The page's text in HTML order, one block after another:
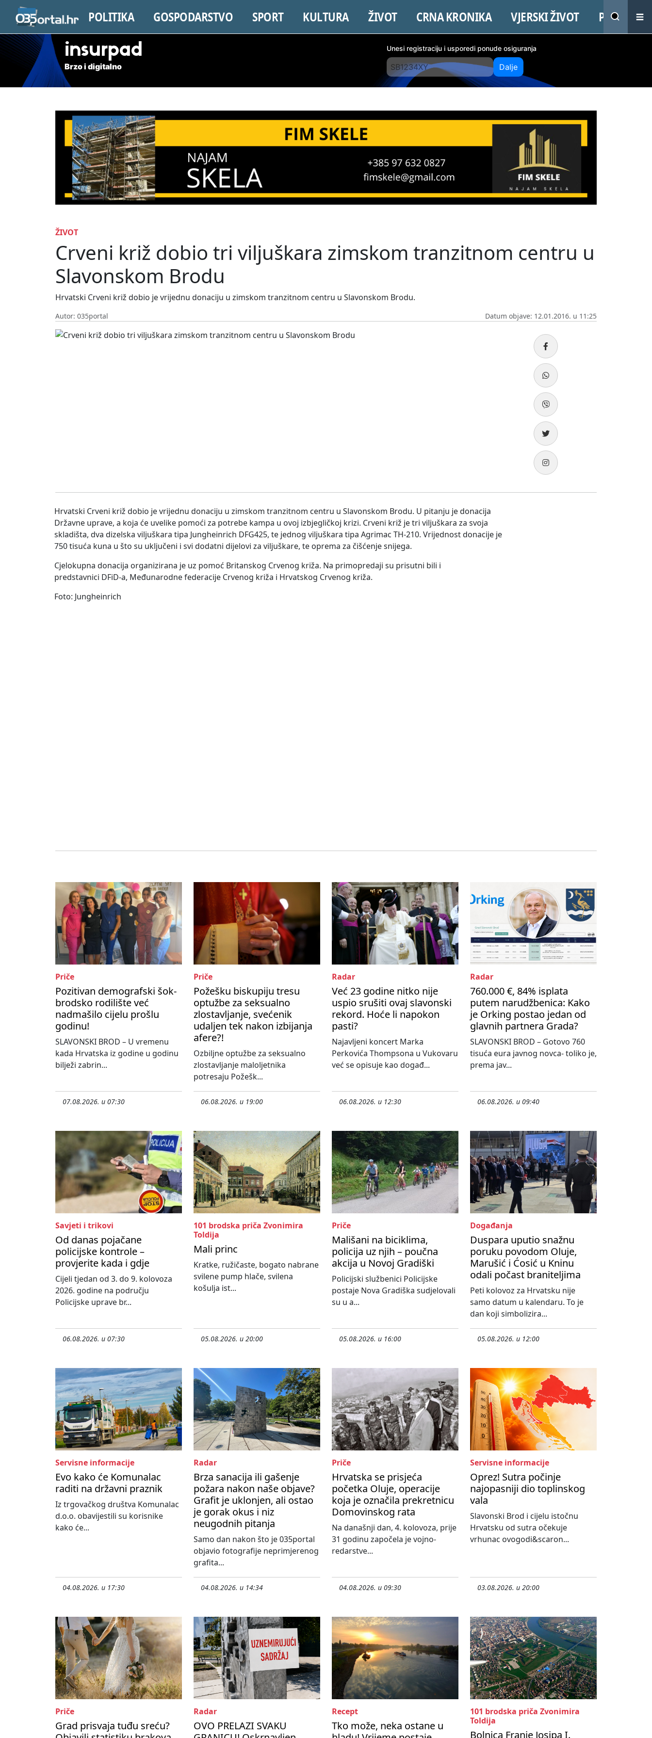
POLITIKA GOSPODARSTVO SPORT KULTURA ŽIVOT CRNA KRONIKA VJERSKI ŽIVOT PROMO
insurpad
Brzo i digitalno
Unesi registraciju i usporedi ponude osiguranja
Dalje
ŽIVOT
Crveni križ dobio tri viljuškara zimskom tranzitnom centru u
Slavonskom Brodu
Hrvatski Crveni križ dobio je vrijednu donaciju u zimskom tranzitnom centru u Slavonskom Brodu.
Autor: 035portal Datum objave: 12.01.2016. u 11:25
Hrvatski Crveni križ dobio je vrijednu donaciju u zimskom tranzitnom centru u Slavonskom Brodu. U pitanju je donacija
Državne uprave, a koja će uvelike pomoći za potrebe kampa u ovoj izbjegličkoj krizi. Crveni križ je tri viljuškara za svoja
skladišta, dva dizelska viljuškara tipa Jungheinrich DFG425, te jednog viljuškara tipa Agrimac TH-210. Vrijednost donacije je
750 tisuća kuna u što su uključeni i svi dodatni dijelovi za viljuškare, te oprema za čišćenje snijega.
Cjelokupna donacija organizirana je uz pomoć Britanskog Crvenog križa. Na primopredaji su prisutni bili i
predstavnici DFiD-a, Međunarodne federacije Crvenog križa i Hrvatskog Crvenog križa.
Foto: Jungheinrich
Priče
Pozitivan demografski šok-
brodsko rodilište već
nadmašilo cijelu prošlu
godinu!
SLAVONSKI BROD – U vremenu
kada Hrvatska iz godine u godinu
bilježi zabrin...
07.08.2026. u 07:30
Priče
Požešku biskupiju tresu
optužbe za seksualno
zlostavljanje, svećenik
udaljen tek nakon izbijanja
afere?!
Ozbiljne optužbe za seksualno
zlostavljanje maloljetnika
potresaju Požešk...
06.08.2026. u 19:00
Radar
Već 23 godine nitko nije
uspio srušiti ovaj slavonski
rekord. Hoće li napokon
pasti?
Najavljeni koncert Marka
Perkovića Thompsona u Vukovaru
već se opisuje kao događ...
06.08.2026. u 12:30
Radar
760.000 €, 84% isplata
putem narudžbenica: Kako
je Orking postao jedan od
glavnih partnera Grada?
SLAVONSKI BROD – Gotovo 760
tisuća eura javnog novca- toliko je,
prema jav...
06.08.2026. u 09:40
Savjeti i trikovi
Od danas pojačane
policijske kontrole –
provjerite kada i gdje
Cijeli tjedan od 3. do 9. kolovoza
2026. godine na području
Policijske uprave br...
06.08.2026. u 07:30
101 brodska priča Zvonimira
Toldija
Mali princ
Kratke, ružičaste, bogato nabrane
svilene pump hlače, svilena
košulja ist...
05.08.2026. u 20:00
Priče
Mališani na biciklima,
policija uz njih – poučna
akcija u Novoj Gradiški
Policijski službenici Policijske
postaje Nova Gradiška sudjelovali
su u a...
05.08.2026. u 16:00
Događanja
Duspara uputio snažnu
poruku povodom Oluje,
Marušić i Ćosić u Kninu
odali počast braniteljima
Peti kolovoz za Hrvatsku nije
samo datum u kalendaru. To je
dan koji simbolizira...
05.08.2026. u 12:00
Servisne informacije
Evo kako će Komunalac
raditi na državni praznik
Iz trgovačkog društva Komunalac
d.o.o. obavijestili su korisnike
kako će...
04.08.2026. u 17:30
Radar
Brza sanacija ili gašenje
požara nakon naše objave?
Grafit je uklonjen, ali ostao
je gorak okus i niz
neugodnih pitanja
Samo dan nakon što je 035portal
objavio fotografije neprimjerenog
grafita...
04.08.2026. u 14:34
Priče
Hrvatska se prisjeća
početka Oluje, operacije
koja je označila prekretnicu
Domovinskog rata
Na današnji dan, 4. kolovoza, prije
31 godinu započela je vojno-
redarstve...
04.08.2026. u 09:30
Servisne informacije
Oprez! Sutra počinje
najopasniji dio toplinskog
vala
Slavonski Brod i cijelu istočnu
Hrvatsku od sutra očekuje
vrhunac ovogodi&scaron...
03.08.2026. u 20:00
Priče
Grad prisvaja tuđu sreću?
Radar
OVO PRELAZI SVAKU
Recept
Tko može, neka ostane u
101 brodska priča Zvonimira
Toldija
Bolnica Franje Josipa I.